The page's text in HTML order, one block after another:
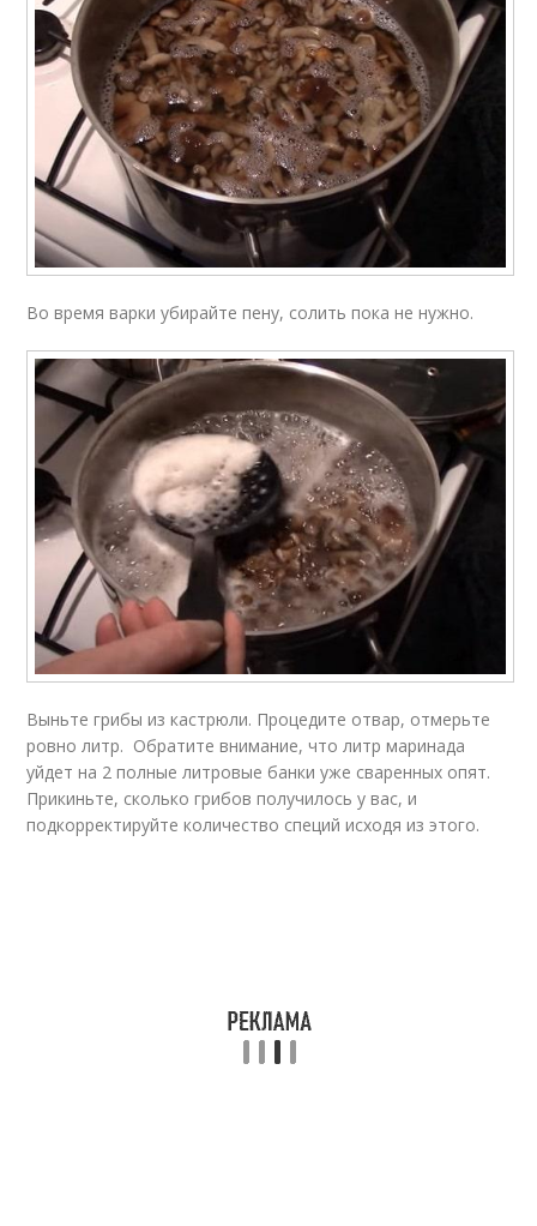
Во время варки убирайте пену, солить пока не нужно.
Выньте грибы из кастрюли. Процедите отвар, отмерьте
ровно литр. Обратите внимание, что литр маринада
уйдет на 2 полные литровые банки уже сваренных опят.
Прикиньте, сколько грибов получилось у вас, и
подкорректируйте количество специй исходя из этого.